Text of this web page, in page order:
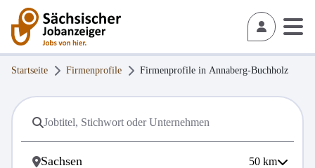
Startseite Firmenprofile Firmenprofile in Annaberg-Buchholz
50 km